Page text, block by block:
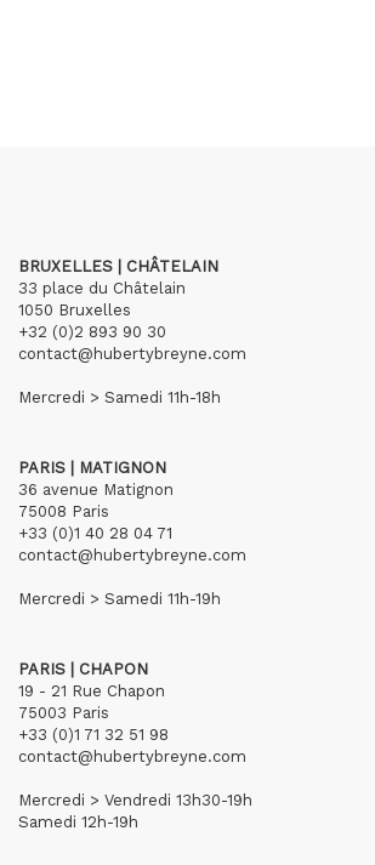
BRUXELLES | CHÂTELAIN
33 place du Châtelain
1050 Bruxelles
+32 (0)2 893 90 30
contact@hubertybreyne.com
Mercredi > Samedi 11h-18h
PARIS | MATIGNON
36 avenue Matignon
75008 Paris
+33 (0)1 40 28 04 71
contact@hubertybreyne.com
Mercredi > Samedi 11h-19h
PARIS | CHAPON
19 - 21 Rue Chapon
75003 Paris
+33 (0)1 71 32 51 98
contact@hubertybreyne.com
Mercredi > Vendredi 13h30-19h
Samedi 12h-19h